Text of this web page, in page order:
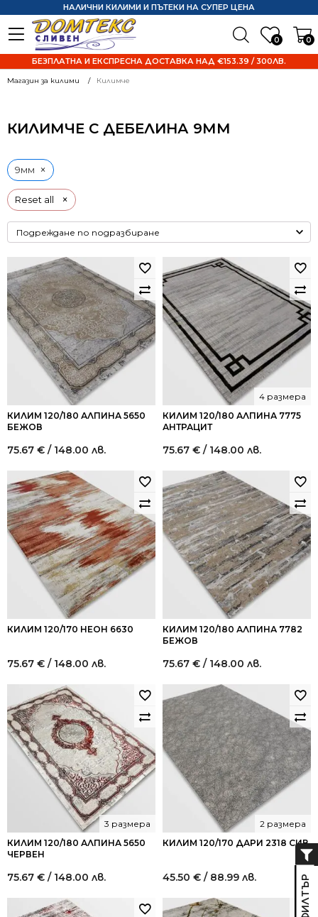
0 0
НАЛИЧНИ КИЛИМИ И ПЪТЕКИ НА СУПЕР ЦЕНА
БЕЗПЛАТНА И ЕКСПРЕСНА ДОСТАВКА НАД €153.39 / 300ЛВ.
Магазин за килими Килимче
КИЛИМЧЕ С ДЕБЕЛИНА 9ММ
Reset all ×
9мм ×
КИЛИМ 120/180 АЛПИНА 5650
БЕЖОВ
75.67 € / 148.00 лв.
КИЛИМ 120/180 АЛПИНА 7775
АНТРАЦИТ
4 размера
75.67 € / 148.00 лв.
КИЛИМ 120/170 НЕОН 6630
75.67 € / 148.00 лв.
КИЛИМ 120/180 АЛПИНА 7782
БЕЖОВ
75.67 € / 148.00 лв.
КИЛИМ 120/180 АЛПИНА 5650
ЧЕРВЕН
3 размера
75.67 € / 148.00 лв.
КИЛИМ 120/170 ДАРИ 2318 СИВ
2 размера
45.50 € / 88.99 лв.